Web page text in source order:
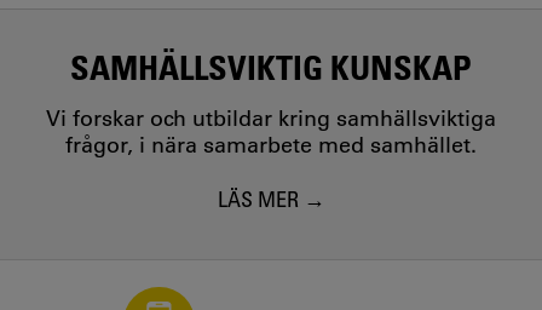
SAMHÄLLSVIKTIG KUNSKAP
Vi forskar och utbildar kring samhällsviktiga
frågor, i nära samarbete med samhället.
LÄS MER